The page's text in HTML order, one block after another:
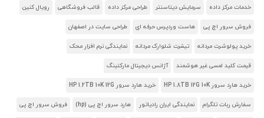
خدمات مرکز داده سرمایش دیتاسنتر طراحی مرکز داده قالب فروشگاهی رویال کنین
فروش سرور اچ پی هاست وردپرس حرفه ای طراحی سایت در اصفهان
خرید پولوشرت مردانه تیشرت شلوارک مردانه نمایندگی نرم افزار محک
قیمت کلید لمسی غیر هوشمند آژانس دیجیتال مارکتینگ
خرید هارد سرور HP 1.8TB 12G 10K خرید هارد سرور HP 1.2TB 10K 12G
سفارش ربات تلگرام نمایندگی ایران رادیاتور هارد سرور اچ پی (hp) فروش سرور اچ پی